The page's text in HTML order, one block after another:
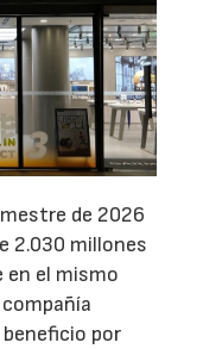
de 2026
2.030 millones
en el mismo
por